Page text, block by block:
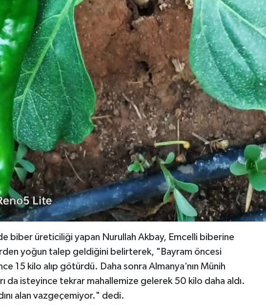
biber üreticiliği yapan Nurullah Akbay, Emcelli biberine
yoğun talep geldiğini belirterek, "Bayram öncesi
15 kilo alıp götürdü. Daha sonra Almanya’nın Münih
da isteyince tekrar mahallemize gelerek 50 kilo daha aldı.
alan vazgeçemiyor." dedi.